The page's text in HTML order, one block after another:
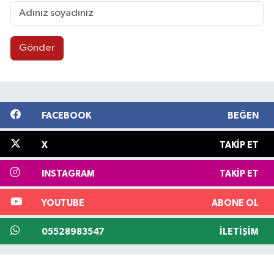
Gönder
FACEBOOK BEĞEN
X TAKIP ET
INSTAGRAM TAKIP ET
YOUTUBE ABONE OL
05528983547 İLETIŞIM